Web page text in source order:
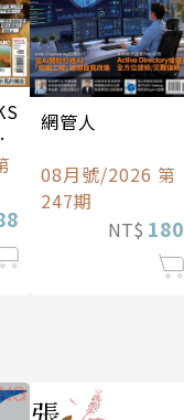
網管人
08月號/2026 第
247期
NT$ 180